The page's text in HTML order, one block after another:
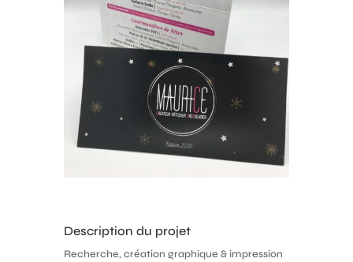
Description du projet
Recherche, création graphique & impression